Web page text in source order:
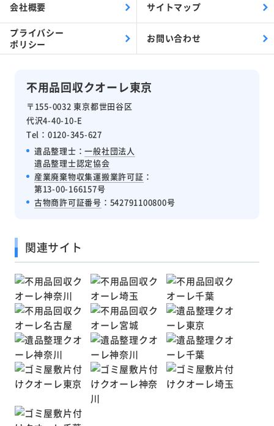
不用品回収クオーレ東京
〒155-0032 東京都世田谷区
代沢4-40-10-E
Tel：0120-345-627
遺品整理士：一般社団法人
遺品整理士認定協会
産業廃棄物収集運搬業許可証 ：
第13-00-166157号
古物商許可証番号 ：542791100800号
会社概要 サイトマップ
プライバシー
ポリシー
お問い合わせ
関連サイト